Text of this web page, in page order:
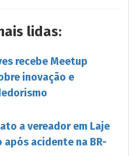
lidas:
recebe Meetup
inovação e
a vereador em Laje
acidente na BR-